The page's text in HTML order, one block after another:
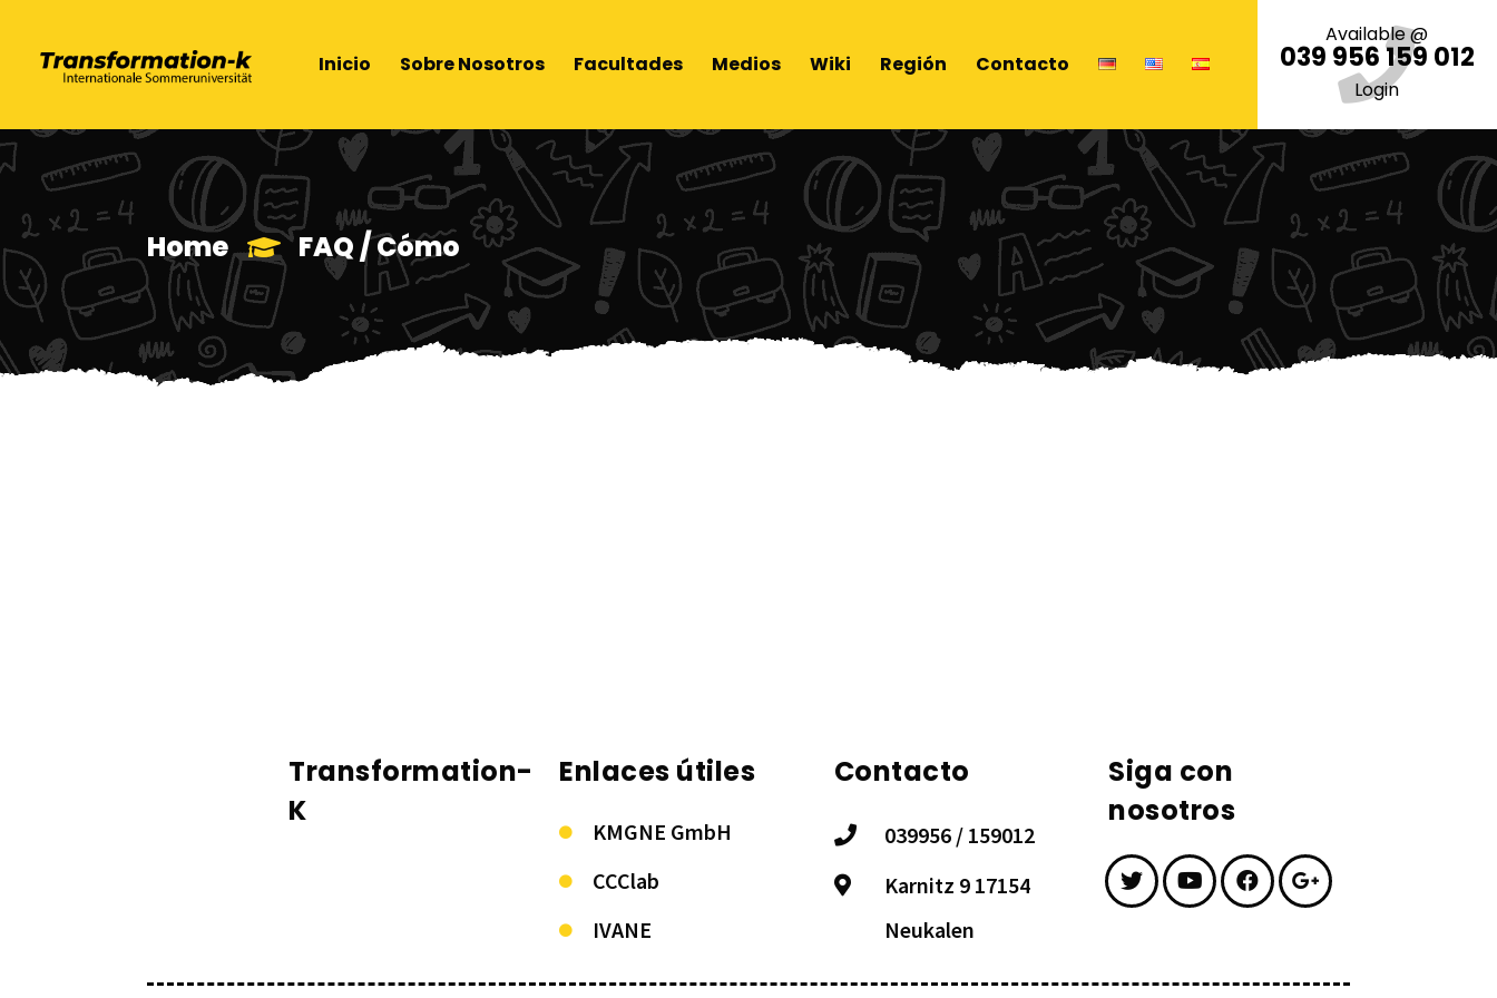
Inicio Sobre Nosotros Facultades Medios Wiki Región Contacto
Available @
039 956 159 012
Login
Home FAQ / Cómo
Transformation-
K
Enlaces útiles
KMGNE GmbH
CCClab
IVANE
Contacto
039956 / 159012
Karnitz 9 17154
Neukalen
Siga con
nosotros